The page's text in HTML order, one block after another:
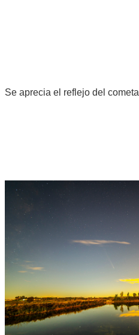
Se aprecia el reflejo del cometa